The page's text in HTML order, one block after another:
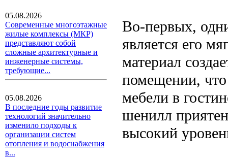
05.08.2026
Современные многоэтажные
жилые комплексы (МКР)
представляют собой
сложные архитектурные и
инженерные системы,
требующие...
05.08.2026
В последние годы развитие
технологий значительно
изменило подходы к
организации систем
отопления и водоснабжения
в...
Во-первых,
является его
материал
помещении,
мебели в
шенилл
высокий